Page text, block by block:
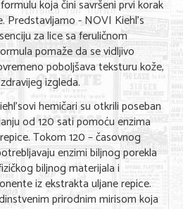
koja čini savršeni prvi korak
Predstavljamo - NOVI Kiehl’s
za lice sa feruličnom
pomaže da se vidljivo
poboljšava teksturu kože,
izgleda.
hemičari su otkrili poseban
od 120 sati pomoću enzima
Tokom 120 – časovnog
enzimi biljnog porekla
biljnog materijala i
iz ekstrakta uljane repice.
prirodnim mirisom koja